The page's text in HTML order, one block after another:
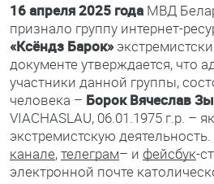
16 апреля 2025 годаМВД
признало группу интернет-
«Ксёндз Барок»
документе утверждается, что
участники данной группы,
человека – Борок Вячеслав
VIACHASLAU, 06.01.1975 г.р. –
экстремистскую
канале,телеграм– и фейсбук-
электронной почте